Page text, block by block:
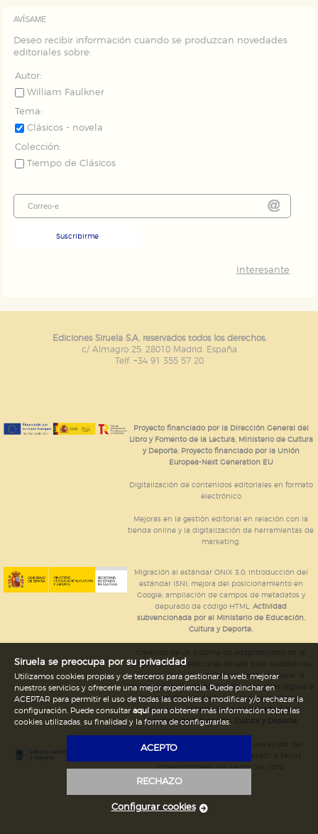
AVÍSAME
Deseo recibir información cuando se produzcan novedades
editoriales sobre:
Autor:
William Faulkner
Tema:
Clásicos - novela
Colección:
Tiempo de Clásicos
Suscribirme
Interesante
Ediciones Siruela S.A. reservados todos los derechos.
c/ Almagro 25. 28010 Madrid. España
Telf. +34 91 355 57 20
Proyecto financiado por la Dirección General del
Libro y Fomento de la Lectura, Ministerio de Cultura
y Deporte. Proyecto financiado por la Unión
Europea-Next Generation EU
Digitalización de contenidos editoriales en formato
electrónico
Mejoras en la gestión editorial en relación con la
tienda online y la digitalización de herramientas de
marketing.
Migración al estándar ONIX 3.0; introducción del
estándar ISNI; mejora del posicionamiento en
Google; ampliación de campos de metadatos y
depurado de código HTML.Actividad
subvencionada por el Ministerio de Educación,
Cultura y Deporte.
página web de ediciones Siruela para dispositivos
móviles en todos sus formatos para impulsar la
comercialización de contenidos culturales legales e
implementación de los recursos tecnológicos
necesarios.Actividad subvencionada por el
Ministerio de Educación, Cultura y Deporte.
Ediciones Siruela ha percibido una ayuda del
Internacionales del sector del libro.
Legal
Siruela se preocupa por su privacidad
Utilizamos cookies propias y de terceros para gestionar la web, mejorar
nuestros servicios y ofrecerle una mejor experiencia. Puede pinchar en
ACEPTAR para permitir el uso de todas las cookies o modificar y/o rechazar la
configuración. Puede consultar aquípara obtener más información sobre las
cookies utilizadas, su finalidad y la forma de configurarlas.
ACEPTO
RECHAZO
Configurar cookies
GUARDAR CONFIGURACIÓN
Puede consultar nuestra